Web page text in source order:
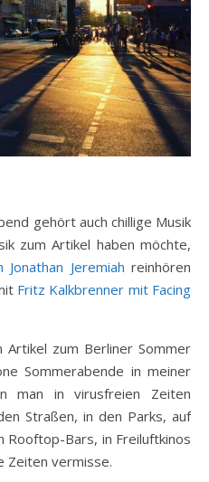
gehört auch chillige Musik
zum Artikel haben möchte,
Jeremiah reinhören
Fritz Kalkbrenner mit Facing
Artikel zum Berliner Sommer
Sommerabende in meiner
man in virusfreien Zeiten
Straßen, in den Parks, auf
Rooftop-Bars, in Freiluftkinos
Zeiten vermisse.